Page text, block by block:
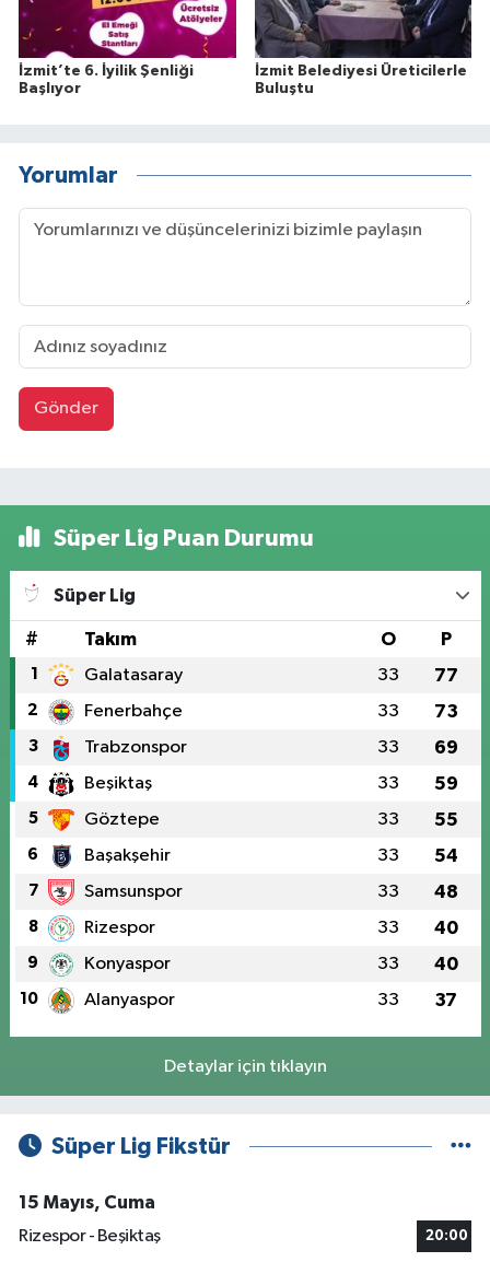
İzmit’te 6. İyilik Şenliği
Başlıyor
İzmit Belediyesi Üreticilerle
Buluştu
Yorumlar
Gönder
Süper Lig Puan Durumu
Süper Lig
# Takım O P
1 Galatasaray 33 77
2 Fenerbahçe 33 73
3 Trabzonspor 33 69
4 Beşiktaş 33 59
5 Göztepe 33 55
6 Başakşehir 33 54
7 Samsunspor 33 48
8 Rizespor 33 40
9 Konyaspor 33 40
10 Alanyaspor 33 37
Detaylar için tıklayın
Süper Lig Fikstür
15 Mayıs, Cuma
Rizespor - Beşiktaş
20:00